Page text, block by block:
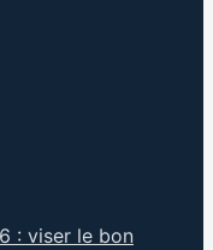
: viser le bon